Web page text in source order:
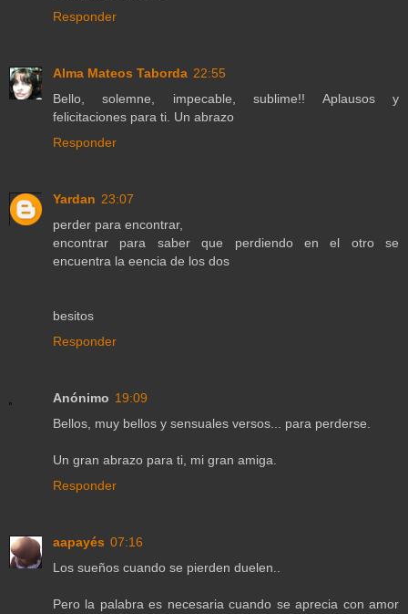
Responder
Alma Mateos Taborda 22:55
Bello, solemne, impecable, sublime!! Aplausos y
felicitaciones para ti. Un abrazo
Responder
Yardan 23:07
perder para encontrar,
encontrar para saber que perdiendo en el otro se
encuentra la eencia de los dos
besitos
Responder
Anónimo 19:09
Bellos, muy bellos y sensuales versos... para perderse.
Un gran abrazo para ti, mi gran amiga.
Responder
aapayés 07:16
Los sueños cuando se pierden duelen..
Pero la palabra es necesaria cuando se aprecia con amor